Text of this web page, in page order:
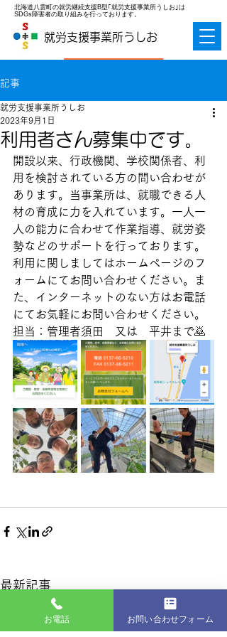
北海道八雲町の就労継続支援B型｢就労支援事業所うしお｣は
SDGs障害者の取り組みを行っております。
就労支援事業所うしお
記事
利用者さん募集中です。
就労支援事業所うしお
2023年9月1日
開設以来、行政機関、学校関係者、利
用を検討されている方の問い合わせが
あります。当事業所は、就職できる人
材の育成に力を入れています。一人一
人の能力に合わせて作業指導、就労姿
勢などのサポートを行っております。
利用に関しましてはホームページのフ
ォームにてお問い合わせください。ま
た、インターネットのない方はお電話
にてお気軽にお問い合わせください。
担当：管理者須田　又は　平井まで🙇
最新記事
お電話 お問い合わせフォーム